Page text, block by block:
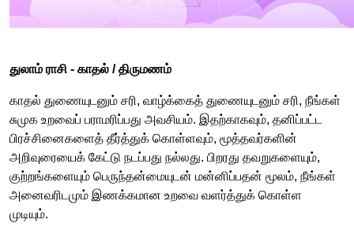
துலாம் ராசி -​​ காதல் / திருமணம்
காதல் துணையுடனும் சரி, வாழ்க்கைத் துணையுடனும் சரி, நீங்கள்
சுமுக உறவைப் பராமரிப்பது அவசியம். இதற்காகவும், தனிப்பட்ட
பிரச்சினைகளைத் தீர்த்துக் கொள்ளவும், மூத்தவர்களின்
அறிவுரையைக் கேட்டு நடப்பது நல்லது. பிறரது தவறுகளையும்,
குற்றங்களையும் பெருந்தன்மையுடன் மன்னிப்பதன் மூலம், நீங்கள்
அனைவரிடமும் இணக்கமான உறவை வளர்த்துக் கொள்ள
முடியும்.